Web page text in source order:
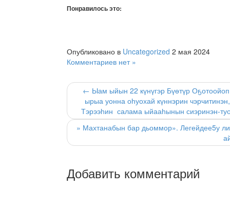
Понравилось это:
Опубликовано в Uncategorized 2 мая 2024
Комментариев нет »
← Ыам ыйын 22 күнүгэр Бүөтүр Оҕотоойоп
ырыа уонна оһуохай күннэрин
Тэрээһин салама ыйааһынын сиэринэн-
» Махтанабын бар дьоммор». Легейдее5у
Добавить комментарий